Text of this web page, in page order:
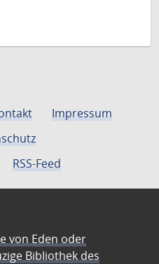
Impressum
RSS-Feed
von Eden oder
Bibliothek des